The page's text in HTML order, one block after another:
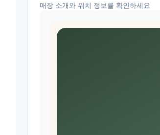
매장 소개와 위치 정보를 확인하세요